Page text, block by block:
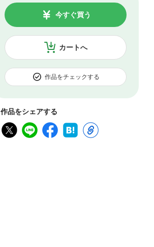
カートへ
今すぐ買う
作品をチェックする
作品をシェアする